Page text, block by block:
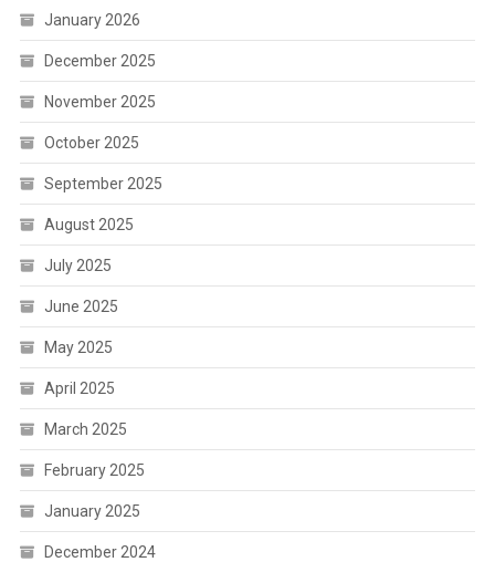
January 2026
December 2025
November 2025
October 2025
September 2025
August 2025
July 2025
June 2025
May 2025
April 2025
March 2025
February 2025
January 2025
December 2024